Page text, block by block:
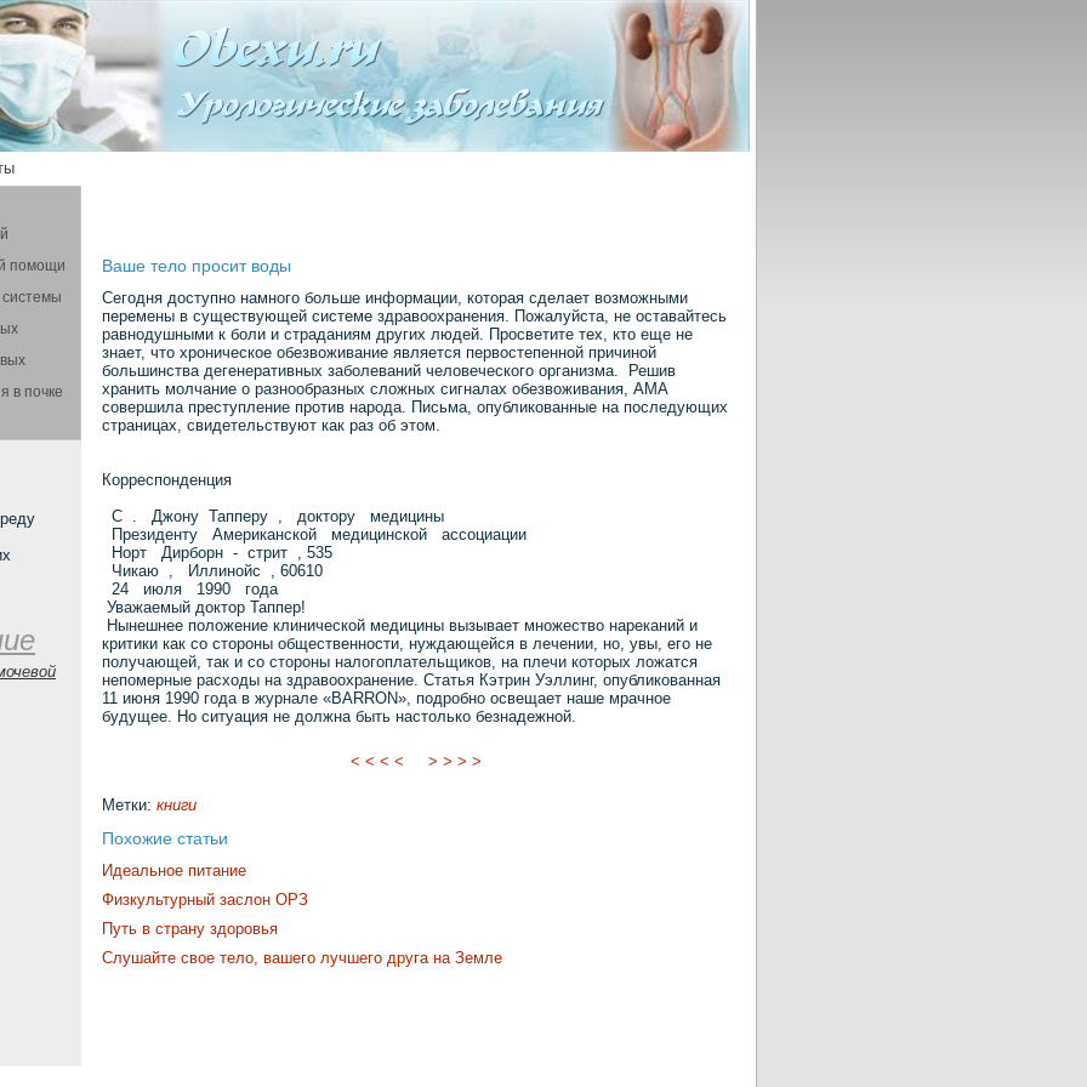
помощи
в почке
Ваше тело просит воды
Сегодня доступно намного больше информации, которая сделает возможными
перемены в существующей системе здравоохранения. Пожалуйста, не оставайтесь
равнодушными к боли и страданиям других людей. Просветите тех, кто еще не
знает, что хроническое обезвоживание является первостепенной причиной
большинства дегенеративных заболеваний человеческого организма. Решив
хранить молчание о разнообразных сложных сигналах обезвоживания, АМА
совершила преступление против народа. Письма, опубликованные на последующих
страницах, свидетельствуют как раз об этом.
Корреспонденция
С . Джону Тапперу , доктору медицины
Президенту Американской медицинской ассоциации
Норт Дирборн - стрит , 535
Чикаю , Иллинойс , 60610
24 июля 1990 года
Уважаемый доктор Таппер!
Нынешнее положение клинической медицины вызывает множество нареканий и
критики как со стороны общественности, нуждающейся в лечении, но, увы, его не
получающей, так и со стороны налогоплательщиков, на плечи которых ложатся
непомерные расходы на здравоохранение. Статья Кэтрин Уэллинг, опубликованная
11 июня 1990 года в журнале «BARRON», подробно освещает наше мрачное
будущее. Но ситуация не должна быть настолько безнадежной.
< < < < > > > >
Метки: книги
Похожие статьи
Идеальное питание
Физкультурный заслон ОРЗ
Путь в страну здоровья
Слушайте свое тело, вашего лучшего друга на Земле